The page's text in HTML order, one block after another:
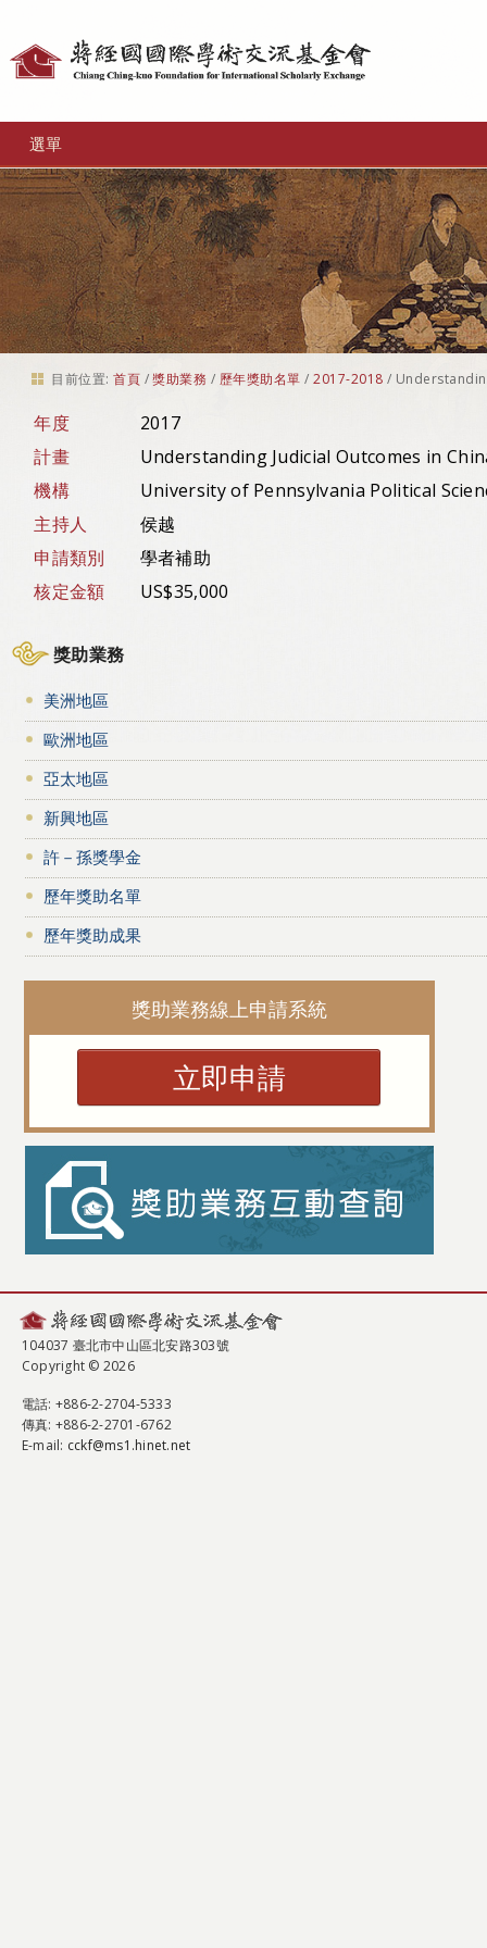
選單
目前位置: 首頁 /獎助業務 / 歷年獎助名單 /2017-2018 /
年度
2017
計畫
Understanding Judicial Outcomes in
機構
University of Pennsylvania Political
主持人
侯越
申請類別
學者補助
核定金額
US$35,000
獎助業務
美洲地區
歐洲地區
亞太地區
新興地區
許－孫獎學金
歷年獎助名單
歷年獎助成果
獎助業務線上申請系統
立即申請
104037 臺北市中山區北安路303號
Copyright © 2026
電話: +886-2-2704-5333
傳真: +886-2-2701-6762
E-mail: cckf@ms1.hinet.net